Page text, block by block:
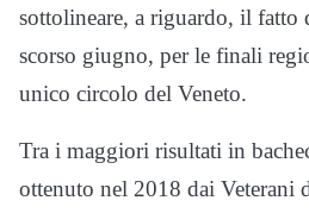
sottolineare, a riguardo, il fatto
scorso giugno, per le finali
unico circolo del Veneto.
Tra i maggiori risultati in
ottenuto nel 2018 dai Veterani